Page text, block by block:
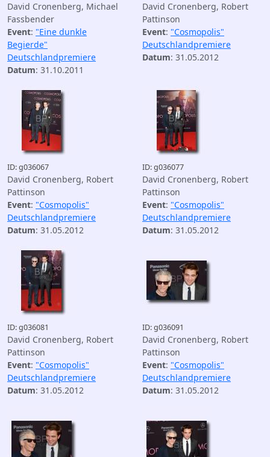
David Cronenberg, Michael
Fassbender
Event: "Eine dunkle
Begierde"
Deutschlandpremiere
Datum: 31.10.2011
David Cronenberg, Robert
Pattinson
Event: "Cosmopolis"
Deutschlandpremiere
Datum: 31.05.2012
ID: g036067
David Cronenberg, Robert
Pattinson
Event: "Cosmopolis"
Deutschlandpremiere
Datum: 31.05.2012
ID: g036077
David Cronenberg, Robert
Pattinson
Event: "Cosmopolis"
Deutschlandpremiere
Datum: 31.05.2012
ID: g036081
David Cronenberg, Robert
Pattinson
Event: "Cosmopolis"
Deutschlandpremiere
Datum: 31.05.2012
ID: g036091
David Cronenberg, Robert
Pattinson
Event: "Cosmopolis"
Deutschlandpremiere
Datum: 31.05.2012